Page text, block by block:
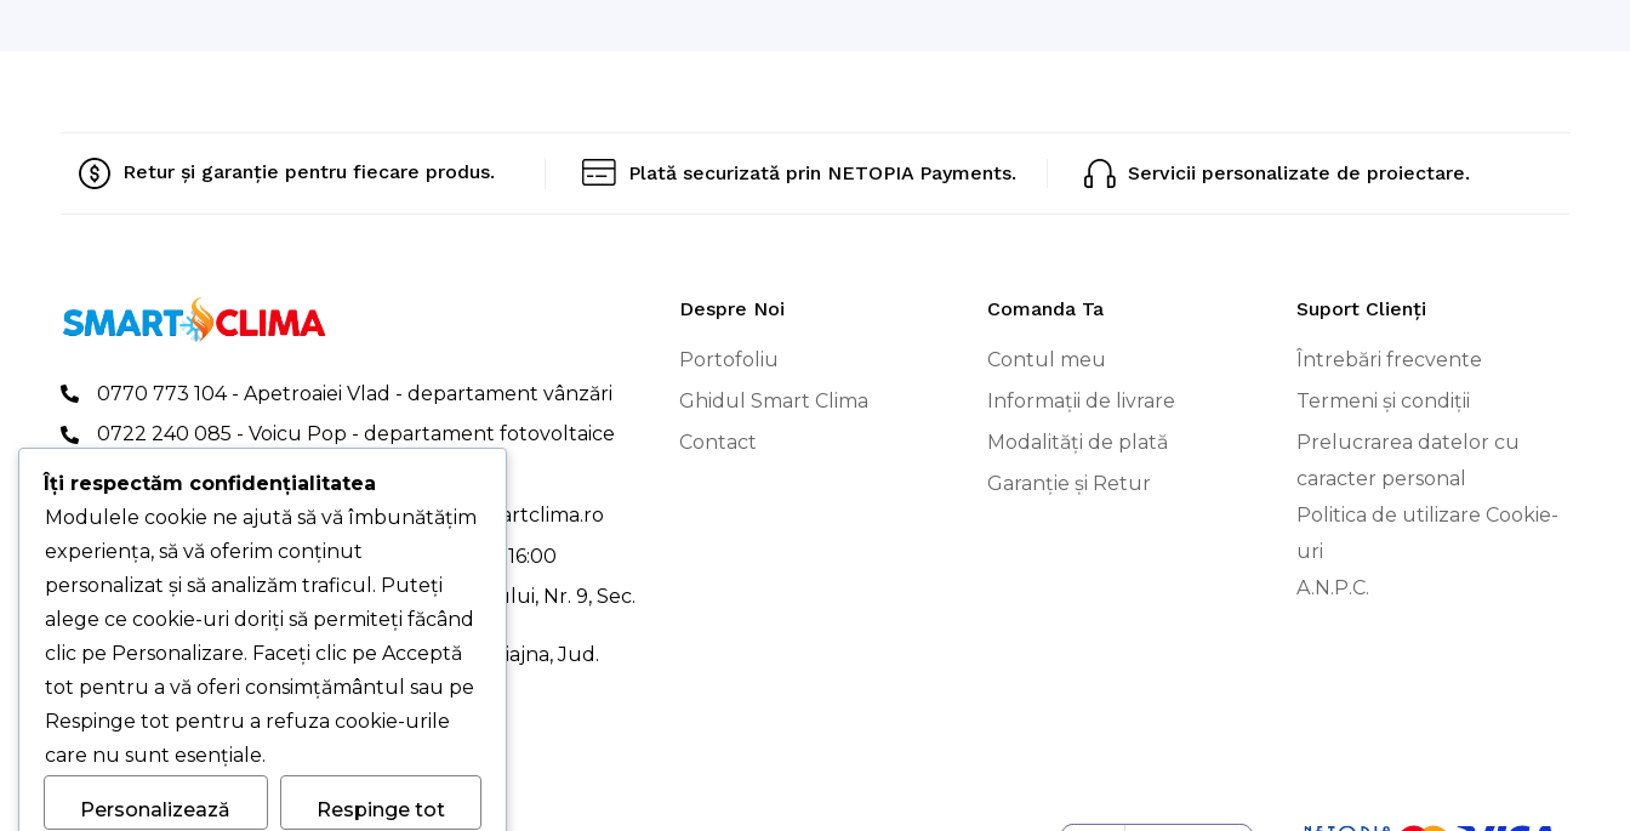
Retur și garanție pentru fiecare produs. Plată securizată prin NETOPIA Payments. Servicii personalizate de proiectare.
0770 773 104 - Apetroaiei Vlad - departament vânzări
0722 240 085 - Voicu Pop - departament fotovoltaice
0767 409 696
office.smartclima@gmail.com|office@smartclima.ro
PROGRAM DE LUCRU: Luni-Vineri - 08:00-16:00
PUNCT DE LUCRU PRINCIPAL - Str. Pelinului, Nr. 9, Sec.
3, București
PUNCT DE LUCRU - Drumul Gării, Nr. 1, Chiajna, Jud.
Ilfov (cu programare)
Despre Noi
Portofoliu
Ghidul Smart Clima
Contact
Comanda Ta
Contul meu
Informații de livrare
Modalități de plată
Garanție și Retur
Suport Clienți
Întrebări frecvente
Termeni și condiții
Prelucrarea datelor cu
caracter personal
Politica de utilizare Cookie-
uri
A.N.P.C.
Îți respectăm confidențialitatea
Modulele cookie ne ajută să vă îmbunătățim
experiența, să vă oferim conținut
personalizat și să analizăm traficul. Puteți
alege ce cookie-uri doriți să permiteți făcând
clic pe Personalizare. Faceți clic pe Acceptă
tot pentru a vă oferi consimțământul sau pe
Respinge tot pentru a refuza cookie-urile
care nu sunt esențiale.
Personalizează Respinge tot